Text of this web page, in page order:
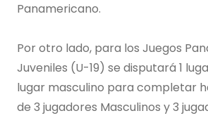
Panamericano.
Por otro lado, para los Juegos
Juveniles (U-19) se disputará 1
lugar masculino para completar
de 3 jugadores Masculinos y 3